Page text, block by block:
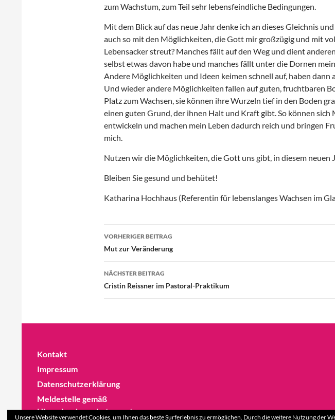
zum Wachstum, zum Teil sehr lebensfeindliche Bedingungen.
Mit dem Blick auf das neue Jahr denke ich an dieses Gleichnis
auch so mit den Möglichkeiten, die Gott mir großzügig und mit
Lebensacker streut? Manches fällt auf den Weg und dient
selbst etwas davon habe und manches fällt unter die Dornen
Andere Möglichkeiten und Ideen keimen schnell auf, haben dann
Und wieder andere Möglichkeiten fallen auf guten, fruchtbaren
Platz zum Wachsen, sie können ihre Wurzeln tief in den Boden
einen guten Grund, der ihnen Halt und Kraft gibt. So können
entwickeln und machen mein Leben dadurch reich und bringen
mich.
Nutzen wir die Möglichkeiten, die Gott uns gibt, in diesem neuen
Bleiben Sie gesund und behütet!
Katharina Hochhaus (Referentin für lebenslanges Wachsen im
Beitragsnavigation
VORHERIGER BEITRAG
Mut zur Veränderung
NÄCHSTER BEITRAG
Cristin Reissner im Pastoral-Praktikum
Kontakt
Impressum
Datenschutzerklärung
Meldestelle gemäß
Hinweisgeberschutzgesetz
Unsere Website verwendet Cookies, um Ihnen das beste Surferlebnis zu ermöglichen. Durch die weitere Nutzung der